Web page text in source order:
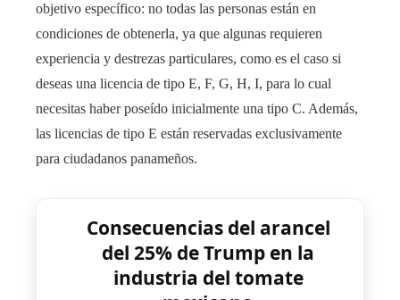
objetivo específico: no todas las personas están en
condiciones de obtenerla, ya que algunas requieren
experiencia y destrezas particulares, como es el caso si
deseas una licencia de tipo E, F, G, H, I, para lo cual
necesitas haber poseído inicialmente una tipo C. Además,
las licencias de tipo E están reservadas exclusivamente
para ciudadanos panameños.
Consecuencias del arancel
del 25% de Trump en la
industria del tomate